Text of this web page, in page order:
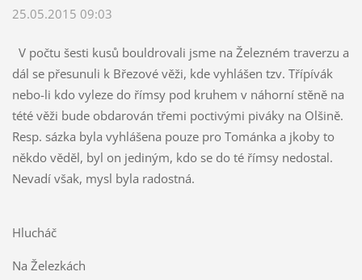
25.05.2015 09:03
V počtu šesti kusů bouldrovali jsme na Železném traverzu a
dál se přesunuli k Březové věži, kde vyhlášen tzv. Třípívák
nebo-li kdo vyleze do římsy pod kruhem v náhorní stěně na
tété věži bude obdarován třemi poctivými piváky na Olšině.
Resp. sázka byla vyhlášena pouze pro Tománka a jkoby to
někdo věděl, byl on jediným, kdo se do té římsy nedostal.
Nevadí však, mysl byla radostná.
Hlucháč
Na Železkách